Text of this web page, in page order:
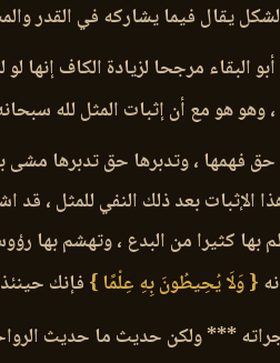
يقال فيما يشاركه في القدر
البقاء مرجحا لزيادة الكاف إنها
وهو هو مع أن إثبات المثل لله
حق فهمها ، وتدبرها حق تدبرها
الإثبات بعد ذلك النفي للمثل ، قد
بها كثيرا من البدع ، وتهشم بها
{ وَلَا يُحِيطُونَ بِهِ عِلْمًا } فإنك
*** ولكن حديث ما حديث